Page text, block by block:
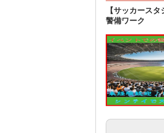
【サッカース
警備ワーク